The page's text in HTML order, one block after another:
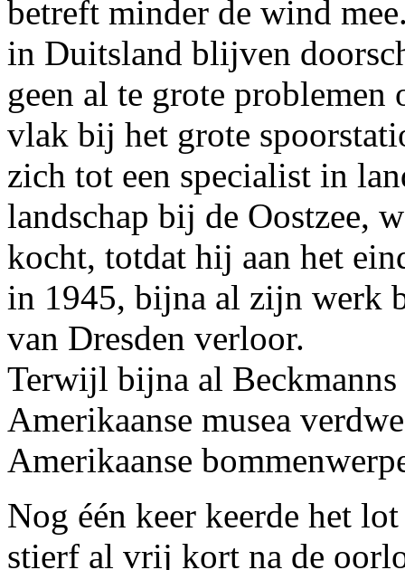
betreft minder de wind
in Duitsland blijven
geen al te grote
vlak bij het grote
zich tot een specialist in
landschap bij de Oostzee,
kocht, totdat hij aan het
in 1945, bijna al zijn werk
van Dresden verloor.
Terwijl bijna al
Amerikaanse musea
Amerikaanse
Nog één keer keerde het
stierf al vrij kort na de